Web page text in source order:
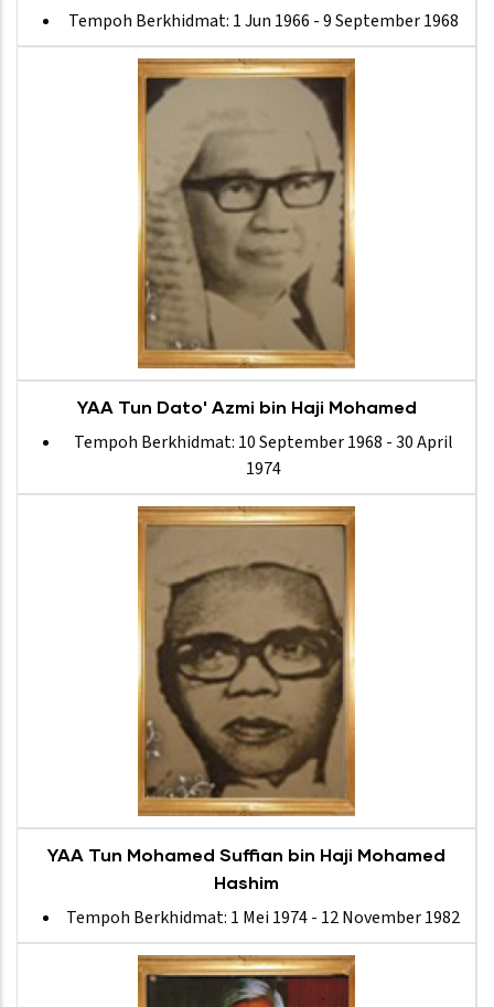
Tempoh Berkhidmat: 1 Jun 1966 - 9 September 1968
YAA Tun Dato' Azmi bin Haji Mohamed
Tempoh Berkhidmat: 10 September 1968 - 30 April
1974
YAA Tun Mohamed Suffian bin Haji Mohamed
Hashim
Tempoh Berkhidmat: 1 Mei 1974 - 12 November 1982